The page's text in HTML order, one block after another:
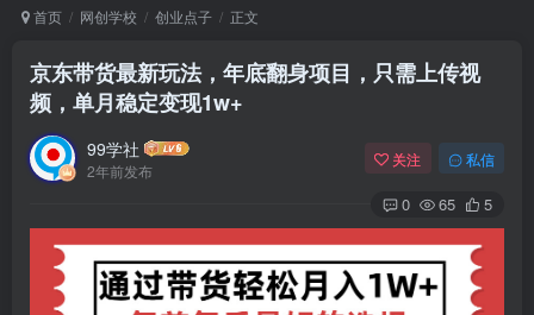
首页 网创学校 创业点子 正文
京东带货最新玩法，年底翻身项目，只需上传视
频，单月稳定变现1w+
99学社
2年前发布
关注 私信
0 65 5